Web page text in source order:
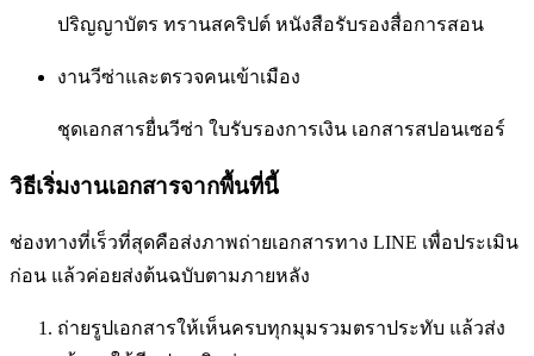
ปริญญาบัตร ทรานสคริปต์ หนังสือรับรองสื่อการสอน
งานวีซ่าและตรวจคนเข้าเมือง
ชุดเอกสารยื่นวีซ่า ใบรับรองการเงิน เอกสารสปอนเซอร์
วิธีเริ่มงานเอกสารจากพื้นที่นี้
ช่องทางที่เร็วที่สุดคือส่งภาพถ่ายเอกสารทาง LINE เพื่อประเมิน
ก่อน แล้วค่อยส่งต้นฉบับตามภายหลัง
ถ่ายรูปเอกสารให้เห็นครบทุกมุมรวมตราประทับ แล้วส่ง